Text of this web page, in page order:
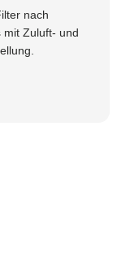
nach
mit Zuluft- und